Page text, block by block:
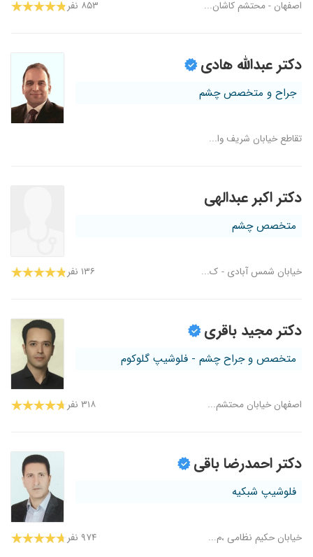
اصفهان - محتشم کاشان... ۸۵۳ نفر
دکتر عبدالله هادی
جراح و متخصص چشم
تقاطع خیابان شریف وا...
دکتر اکبر عبدالهی
متخصص چشم
خیابان شمس آبادی - ک... ۱۳۶ نفر
دکتر مجید باقری
متخصص و جراح چشم - فلوشیپ گلوکوم
اصفهان خیابان محتشم... ۳۱۸ نفر
دکتر احمدرضا باقی
فلوشیپ شبکیه
خیابان حکیم نظامی ،م... ۹۷۴ نفر